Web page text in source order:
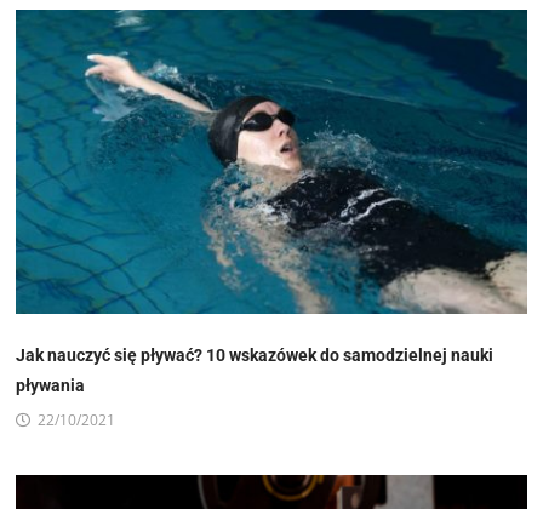
Jak nauczyć się pływać? 10 wskazówek do samodzielnej nauki
pływania
22/10/2021